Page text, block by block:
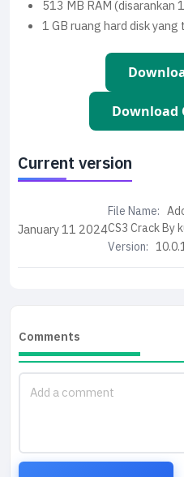
513 MB RAM (disarankan
1 GB ruang hard disk yang
Download
Current version
January 11 2024
File Name:
CS3 Crack By
Version:
Comments